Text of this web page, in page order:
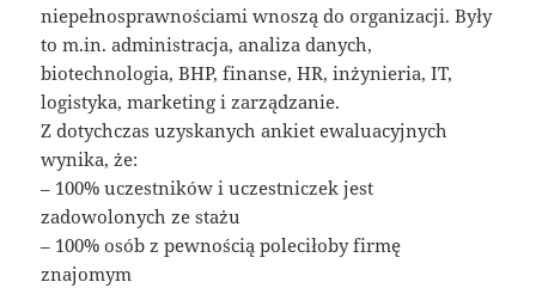
niepełnosprawnościami wnoszą do organizacji. Były
to m.in. administracja, analiza danych,
biotechnologia, BHP, finanse, HR, inżynieria, IT,
logistyka, marketing i zarządzanie.
Z dotychczas uzyskanych ankiet ewaluacyjnych
wynika, że:
– 100% uczestników i uczestniczek jest
zadowolonych ze stażu
– 100% osób z pewnością poleciłoby firmę
znajomym